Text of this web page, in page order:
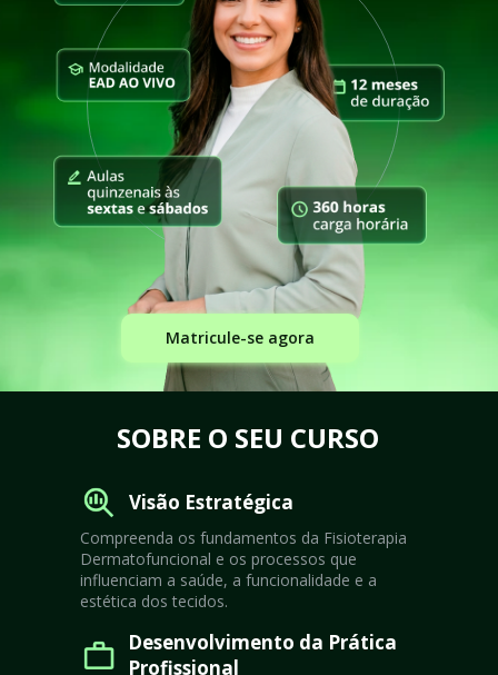
Matricule-se agora
SOBRE O SEU CURSO
Visão Estratégica
Desenvolvimento da Prática
Profissional
Compreenda os fundamentos da Fisioterapia
Dermatofuncional e os processos que
influenciam a saúde, a funcionalidade e a
estética dos tecidos.